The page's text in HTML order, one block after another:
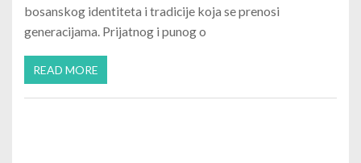
bosanskog identiteta i tradicije koja se prenosi
generacijama. Prijatnog i punog o
READ MORE